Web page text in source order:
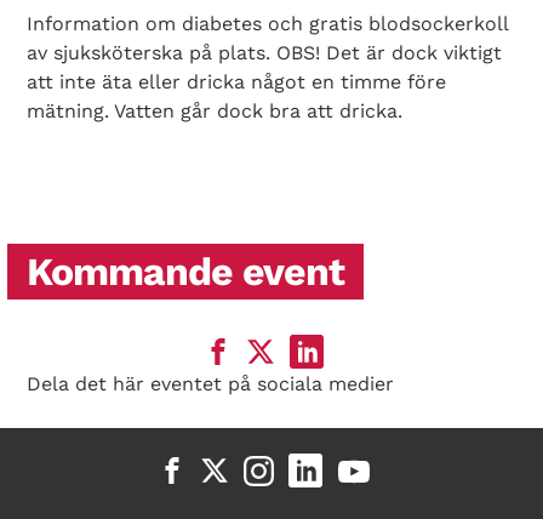
Information om diabetes och gratis blodsockerkoll
av sjuksköterska på plats. OBS! Det är dock viktigt
att inte äta eller dricka något en timme före
mätning. Vatten går dock bra att dricka.
Kommande event
Dela det här eventet på sociala medier